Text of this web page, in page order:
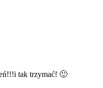
tak trzymać! 🙂